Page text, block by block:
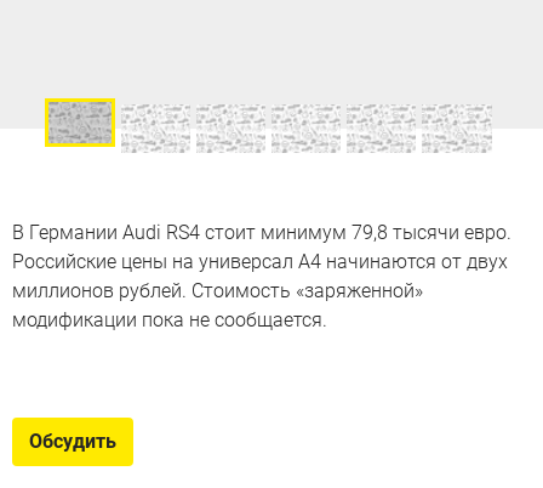
В Германии Audi RS4 стоит минимум 79,8 тысячи евро.
Российские цены на универсал А4 начинаются от двух
миллионов рублей. Стоимость «заряженной»
модификации пока не сообщается.
Самые большие багажники и самые большие скорости
Обсудить